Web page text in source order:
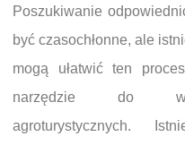
Poszukiwanie
być czasochłonne, ale
mogą ułatwić ten
narzędzie do
agroturystycznych.